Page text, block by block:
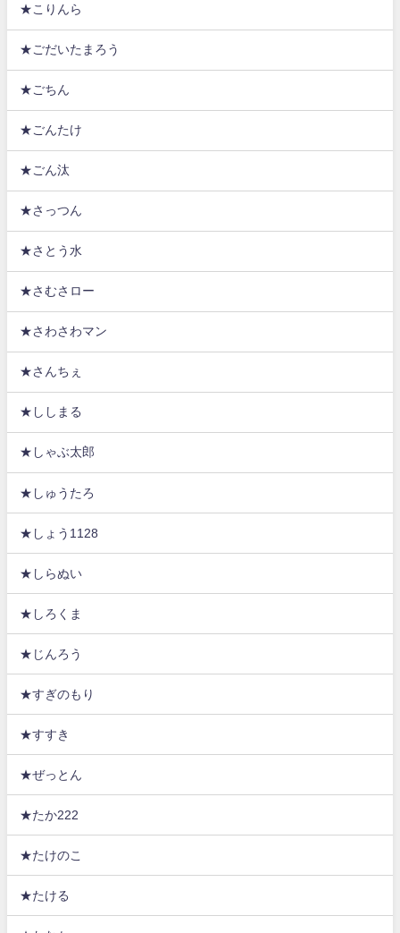
★こりんら
★ごだいたまろう
★ごちん
★ごんたけ
★ごん汰
★さっつん
★さとう水
★さむさロー
★さわさわマン
★さんちぇ
★ししまる
★しゃぶ太郎
★しゅうたろ
★しょう1128
★しらぬい
★しろくま
★じんろう
★すぎのもり
★すすき
★ぜっとん
★たか222
★たけのこ
★たける